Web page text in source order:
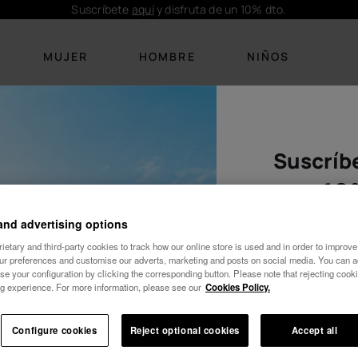
Suscríbete aquíy disfruta de un 10% dto.
MUJER
Novedades
Sandalias
Palas
Cozy
Wedding
Bikinis
Vestidos
Calcetines
Ver todo
Mochilas
Toallas y
colchonetas
Llaveros
HOMBRE
Novedades
Palas
Ver todo
Camisetas
Calcetines
Ver todo
Toallas y
Llaveros
Ver todo
NIÑOS
Mujer
advertising options
and third-party cookies to track how our online store is used and in order to
preferences and customise our adverts, marketing and posts on social media. You can
your configuration by clicking the corresponding button. Please note that rejecting
experience. For more information, please see our Cookies Policy.
Reject optional cookies Accept all
Configure cookies